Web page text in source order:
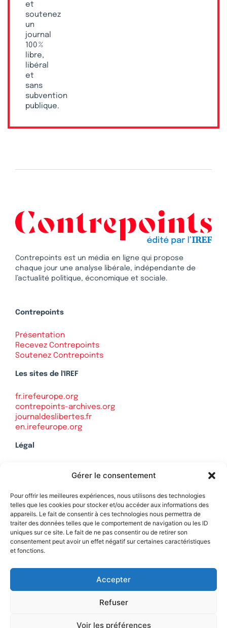
Gérer le consentement
Pour offrir les meilleures expériences, nous utilisons des technologies
telles que les cookies pour stocker et/ou accéder aux informations des
appareils. Le fait de consentir à ces technologies nous permettra de
traiter des données telles que le comportement de navigation ou les ID
uniques sur ce site. Le fait de ne pas consentir ou de retirer son
consentement peut avoir un effet négatif sur certaines caractéristiques
et fonctions.
Accepter
Refuser
Voir les préférences
et
soutenez
un
journal
100 %
libre,
libéral
et
sans
subvention
publique.
Contrepoints est un média en ligne qui propose
chaque jour une analyse libérale, indépendante de
l’actualité politique, économique et sociale.
Contrepoints
Présentation
Recevez Contrepoints
Soutenez Contrepoints
Les sites de l'IREF
fr.irefeurope.org
contrepoints-archives.org
journaldeslibertes.fr
en.irefeurope.org
Légal
Politique de confidentialité
Contact
Soutenez Contrepoints